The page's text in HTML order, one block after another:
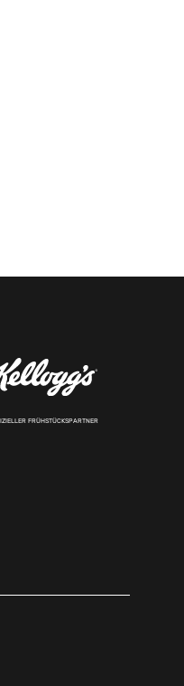
FRÜHSTÜCKSPARTNER